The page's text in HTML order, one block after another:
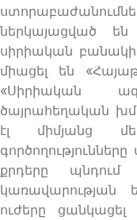
ներկայացված են
սիրիական
միացել են
«Սիրիական
ծայրահեղական
էլ միմյանց
քրդերը
կառավարության
ուժերը